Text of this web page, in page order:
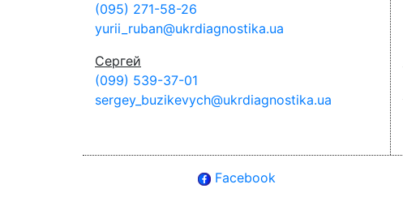
(095) 271-58-26
yurii_ruban­@­ukrdiagnostika.ua
Сергей
(099) 539-37-01
sergey_buzikevych­@­ukrdiagnostika.­ua
Facebook